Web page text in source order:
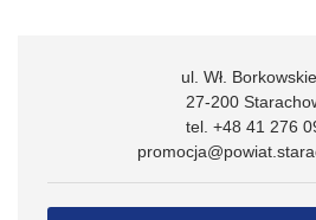
ul. Wł.
27-200
tel. +48 41 276